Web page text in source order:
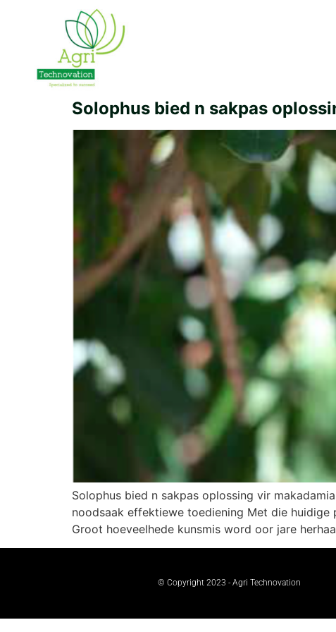
Solophus bied n sakpas
Solophus bied n sakpas oplossing vir
noodsaak effektiewe toediening Met die
Groot hoeveelhede kunsmis word oor jare
© Copyright 2023 - Agri Technovation